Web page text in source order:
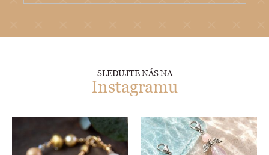
SLEDUJTE NÁS NA
Instagramu